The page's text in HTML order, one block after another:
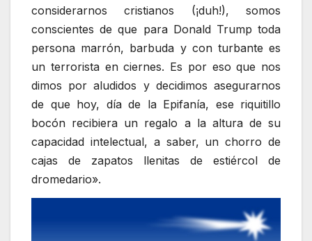
considerarnos cristianos (¡duh!), somos
conscientes de que para Donald Trump toda
persona marrón, barbuda y con turbante es
un terrorista en ciernes. Es por eso que nos
dimos por aludidos y decidimos asegurarnos
de que hoy, día de la Epifanía, ese riquitillo
bocón recibiera un regalo a la altura de su
capacidad intelectual, a saber, un chorro de
cajas de zapatos llenitas de estiércol de
dromedario».